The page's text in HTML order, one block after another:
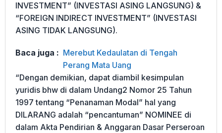
INVESTMENT” (INVESTASI ASING LANGSUNG) &
“FOREIGN INDIRECT INVESTMENT” (INVESTASI
ASING TIDAK LANGSUNG).
Baca juga : Merebut Kedaulatan di Tengah
Perang Mata Uang
“Dengan demikian, dapat diambil kesimpulan
yuridis bhw di dalam Undang2 Nomor 25 Tahun
1997 tentang “Penanaman Modal” hal yang
DILARANG adalah “pencantuman” NOMINEE di
dalam Akta Pendirian & Anggaran Dasar Perseroan